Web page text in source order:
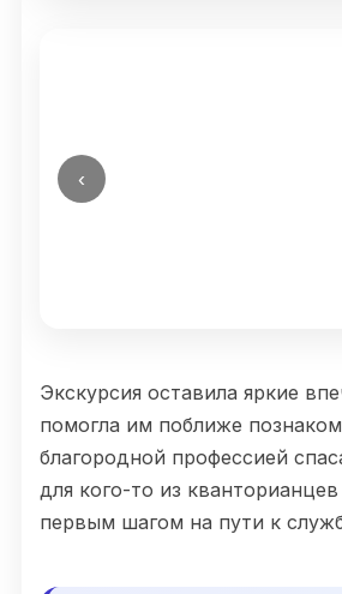
‹
Экскурсия оставила яркие
помогла им поближе
благородной профессией
для кого-то из
первым шагом на пути к